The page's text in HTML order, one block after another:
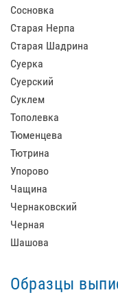
Сосновка
Старая Нерпа
Старая Шадрина
Суерка
Суерский
Суклем
Тополевка
Тюменцева
Тютрина
Упорово
Чащина
Чернаковский
Черная
Шашова
Образцы